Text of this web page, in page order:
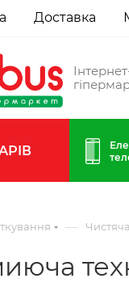
Доставка
—